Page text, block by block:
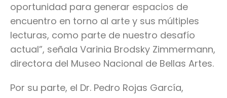
oportunidad para generar espacios de
encuentro en torno al arte y sus múltiples
lecturas, como parte de nuestro desafío
actual”, señala Varinia Brodsky Zimmermann,
directora del Museo Nacional de Bellas Artes.
Por su parte, el Dr. Pedro Rojas García,